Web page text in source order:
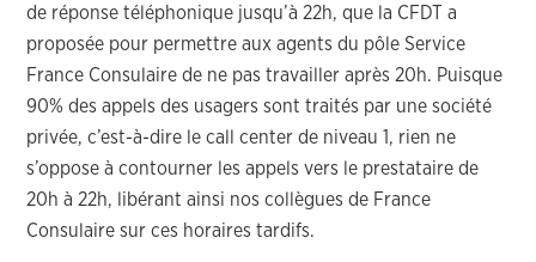
de réponse téléphonique jusqu’à 22h, que la CFDT a
proposée pour permettre aux agents du pôle Service
France Consulaire de ne pas travailler après 20h. Puisque
90% des appels des usagers sont traités par une société
privée, c’est-à-dire le call center de niveau 1, rien ne
s’oppose à contourner les appels vers le prestataire de
20h à 22h, libérant ainsi nos collègues de France
Consulaire sur ces horaires tardifs.